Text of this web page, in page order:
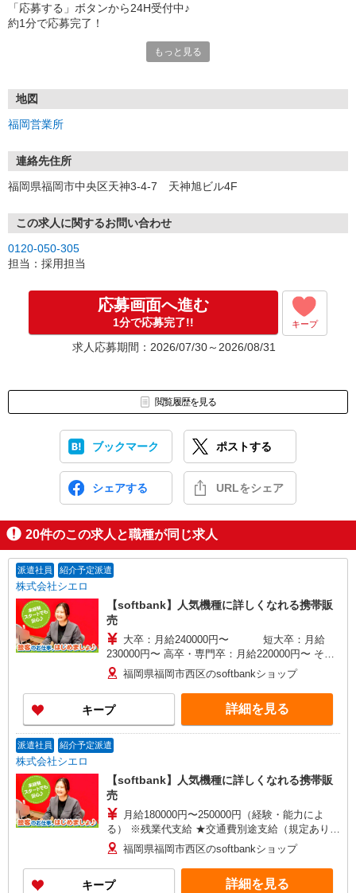
「応募する」ボタンから24H受付中♪
約1分で応募完了！
①応募から3営業日を目安に、メールorお電話でご連絡します。
★スマホでWEB面接（LINEなど）・出張面接・事務所面接と選べま
す
③面接実施（履歴書不要）
※ご希望があれば、職場見学の調整もOKです！
お気軽にご応募ください♪
もっと見る
地図
福岡営業所
連絡先住所
福岡県福岡市中央区天神3-4-7 天神旭ビル4F
この求人に関するお問い合わせ
0120-050-305
担当：採用担当
応募画面へ進む
1分で応募完了!! キープ
求人応募期間：2026/07/30～2026/08/31
閲覧履歴を見る
ブックマーク ポストする
シェアする URLをシェア
20件のこの求人と職種が同じ求人
派遣社員 紹介予定派遣
株式会社シエロ
【softbank】人気機種に詳しくなれる携帯販
売
大卒：月給240000円〜 短大卒：月給
230000円〜 高卒・専門卒：月給220000円〜 その
他・交通費当社規定・達成手当・役職手当・アド
バイザー手当・その他手当有・賞与年2回 ※残業
代支給 ゜+゜・。○。・゜+゜・。○。・゜+゜ 入
社祝い金10万円支給(規定有) お友達を紹介頂くと,
インセンティブ支給(規定有) ゜・。○。・゜
+゜・。○。・゜+゜
福岡県福岡市西区のsoftbankショップ
キープ 詳細を見る
派遣社員 紹介予定派遣
株式会社シエロ
【softbank】人気機種に詳しくなれる携帯販
売
月給180000円〜250000円（経験・能力によ
る） ※残業代支給 ★交通費別途支給（規定あり）
゜+゜・。○。・゜+゜・。○。・゜+゜ 入社祝い金
10万円支給(規定有) お友達を紹介頂くと, インセン
ティブ支給(規定有) ゜・。○。・゜+゜・。
○。・゜+゜
福岡県福岡市西区のsoftbankショップ
キープ 詳細を見る